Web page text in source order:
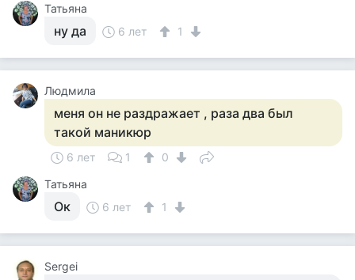
Татьяна
ну да 6 лет 1
Людмила
меня он не раздражает , раза два был
такой маникюр
6 лет 1
0
Татьяна
Ок 6 лет 1
Sergei